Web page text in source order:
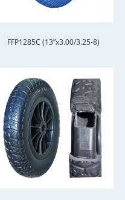
FFP1285C (13”x3.00/3.25-8)